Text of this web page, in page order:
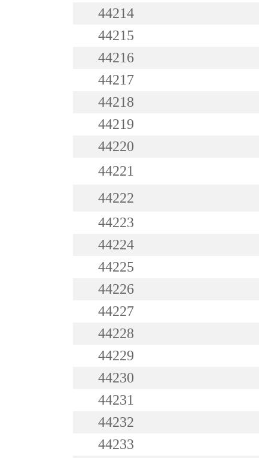
44214
44215
44216
44217
44218
44219
44220
44221
44222
44223
44224
44225
44226
44227
44228
44229
44230
44231
44232
44233